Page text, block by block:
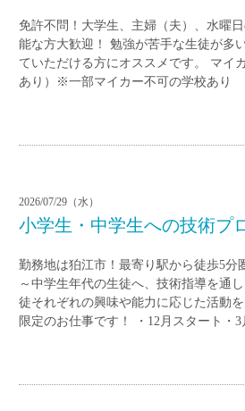
免許不問！大学生、主婦（夫）、水曜
能な方大歓迎！ 勉強が苦手な生徒が多
ていただける方にオススメです。 マイ
あり）※一部マイカー不可の学校あり
2026/07/29（水）
小学生・中学生への技術プ
勤務地は狛江市！最寄り駅から徒歩5分
～中学生年代の生徒へ、技術指導を通
徒それぞれの興味や能力に応じた活動
限定のお仕事です！ ・12月スタート・